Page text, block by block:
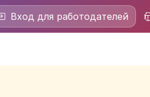
Вход для работодателей